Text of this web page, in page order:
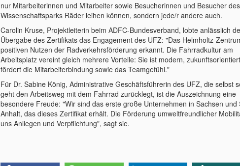
nur Mitarbeiterinnen und Mitarbeiter sowie Besucherinnen und Besucher des
Wissenschaftsparks Räder leihen können, sondern jede/r andere auch.
Carolin Kruse, Projektleiterin beim ADFC-Bundesverband, lobte anlässlich
Übergabe des Zertifikats das Engagement des UFZ: "Das Helmholtz-
positiven Nutzen der Radverkehrsförderung erkannt. Die Fahrradkultur am
Arbeitsplatz vereint gleich mehrere Vorteile: Sie ist modern,
fördert die Mitarbeiterbindung sowie das Teamgefühl."
Für Dr. Sabine König, Administrative Geschäftsführerin des UFZ, die selbst
geht den Arbeitsweg mit dem Fahrrad zurücklegt, ist die Auszeichnung eine
besondere Freude: "Wir sind das erste große Unternehmen in Sachsen und
Anhalt, das dieses Zertifikat erhält. Die Förderung umweltfreundlicher
uns Anliegen und Verpflichtung", sagt sie.